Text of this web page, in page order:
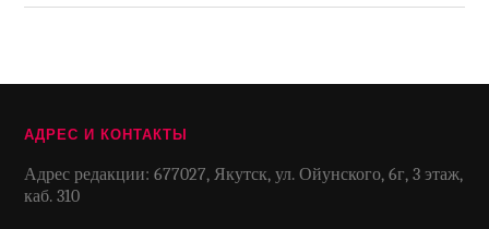
АДРЕС И КОНТАКТЫ
Адрес редакции: 677027, Якутск, ул. Ойунского, 6г, 3 этаж,
каб. 310